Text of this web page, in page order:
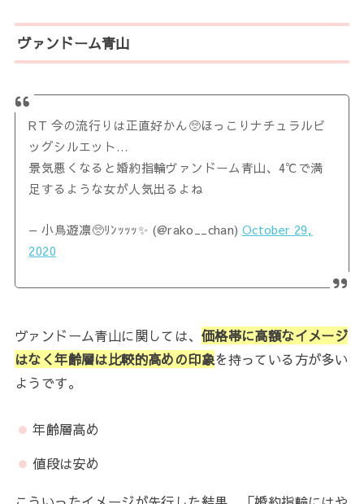
ヴァンドーム青山
RT 今の流行りは正直好かん🥺ほっこりナチュラルビ
ッグシルエット…
景気悪くなると婚約指輪ヴァンドーム青山、4℃で満
足するような女が人気出るよね
— 小鳥遊凛🥺ﾘﾝｯｯｯ✨ (@rako__chan) October 29,
2020
ヴァンドーム青山に関しては、 価格帯に高額なイメージ
はなく年齢層は比較的高めの印象を持っている方が多い
ようです。
年齢層高め
値段は安め